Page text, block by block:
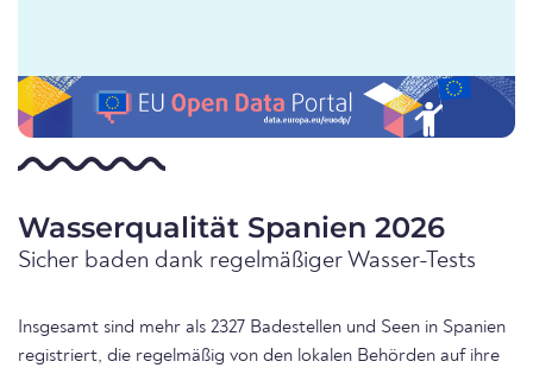
Wasserqualität Spanien 2026
Sicher baden dank regelmäßiger Wasser-Tests
Insgesamt sind mehr als 2327 Badestellen und Seen in Spanien
registriert, die regelmäßig von den lokalen Behörden auf ihre